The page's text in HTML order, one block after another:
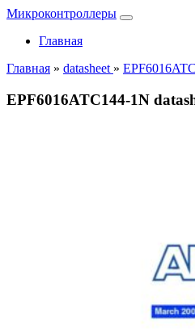
Микроконтроллеры
Главная
Главная » datasheet »
EPF6016ATC144-1N